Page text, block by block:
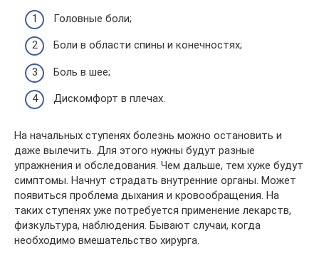
Головные боли;
Боли в области спины и конечностях;
Боль в шее;
Дискомфорт в плечах.
На начальных ступенях болезнь можно остановить и
даже вылечить. Для этого нужны будут разные
упражнения и обследования. Чем дальше, тем хуже будут
симптомы. Начнут страдать внутренние органы. Может
появиться проблема дыхания и кровообращения. На
таких ступенях уже потребуется применение лекарств,
физкультура, наблюдения. Бывают случаи, когда
необходимо вмешательство хирурга.